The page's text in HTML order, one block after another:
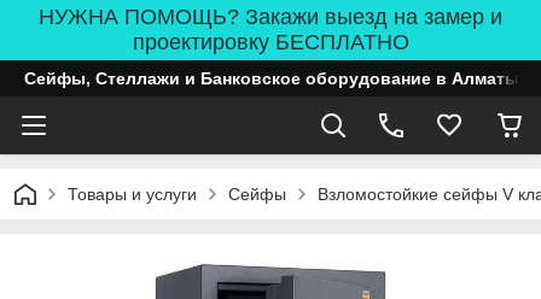
НУЖНА ПОМОЩЬ? Закажи выезд на замер и
проектировку БЕСПЛАТНО
Сейфы, Стеллажи и Банковское оборудование в Алматы
Товары и услуги Сейфы Взломостойкие сейфы V